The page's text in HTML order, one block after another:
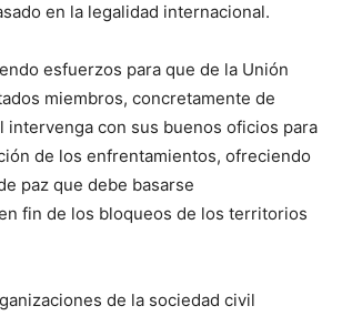
en la legalidad internacional.
esfuerzos para que de la Unión
miembros, concretamente de
intervenga con sus buenos oficios para
de los enfrentamientos, ofreciendo
paz que debe basarse
fin de los bloqueos de los territorios
de la sociedad civil